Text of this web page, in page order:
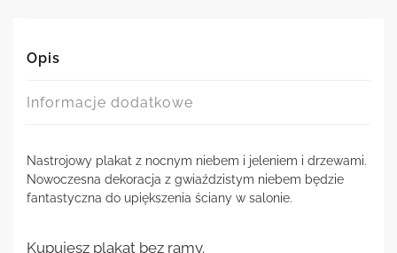
Opis
Informacje dodatkowe
Nastrojowy plakat z nocnym niebem i jeleniem i drzewami.
Nowoczesna dekoracja z gwiaździstym niebem będzie
fantastyczna do upiększenia ściany w salonie.
Kupujesz plakat bez ramy.